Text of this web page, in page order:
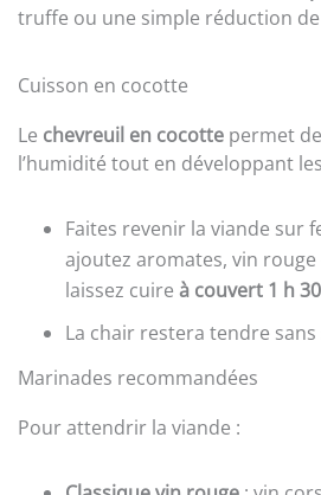
truffe ou une simple réduction
Cuisson en cocotte
Le chevreuil en cocotte permet
l’humidité tout en développant
Faites revenir la viande sur
ajoutez aromates, vin
laissez cuire à couvert 1 h
La chair restera tendre sans
Marinades recommandées
Pour attendrir la viande :